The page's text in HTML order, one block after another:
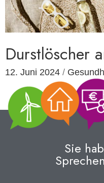
Durstlöscher
12. Juni 2024 /
Sie